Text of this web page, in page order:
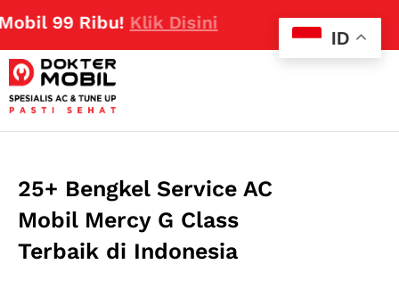
Ribu!Klik Disini
25+ Bengkel Service AC
Mobil Mercy G Class
Terbaik di Indonesia
ID